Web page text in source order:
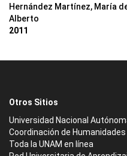
Hernández Martínez, María
Alberto
2011
Otros Sitios
Universidad Nacional
Coordinación de Humanidades
Toda la UNAM en línea